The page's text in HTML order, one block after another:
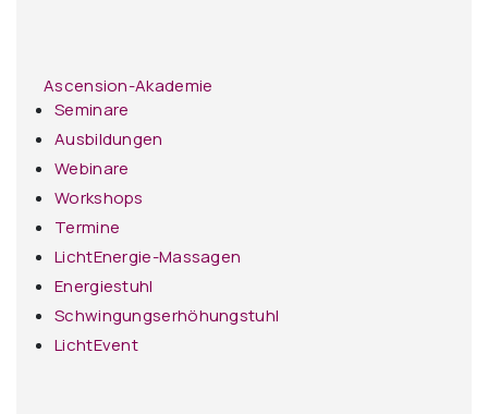
Ascension-Akademie
Seminare
Ausbildungen
Webinare
Workshops
Termine
LichtEnergie-Massagen
Energiestuhl
Schwingungserhöhungstuhl
LichtEvent